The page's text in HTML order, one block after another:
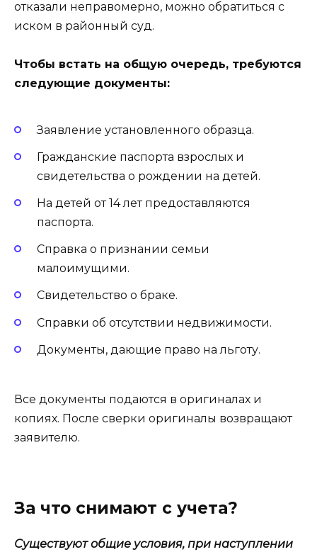
отказали неправомерно, можно обратиться с
иском в районный суд.
Чтобы встать на общую очередь, требуются
следующие документы:
Заявление установленного образца.
Гражданские паспорта взрослых и
свидетельства о рождении на детей.
На детей от 14 лет предоставляются
паспорта.
Справка о признании семьи
малоимущими.
Свидетельство о браке.
Справки об отсутствии недвижимости.
Документы, дающие право на льготу.
Все документы подаются в оригиналах и
копиях. После сверки оригиналы возвращают
заявителю.
За что снимают с учета?
Существуют общие условия, при наступлении